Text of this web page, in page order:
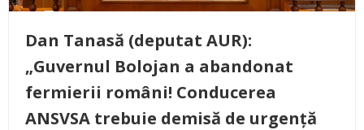
Dan Tanasă (deputat AUR):
„Guvernul Bolojan a abandonat
fermierii români! Conducerea
ANSVSA trebuie demisă de urgență